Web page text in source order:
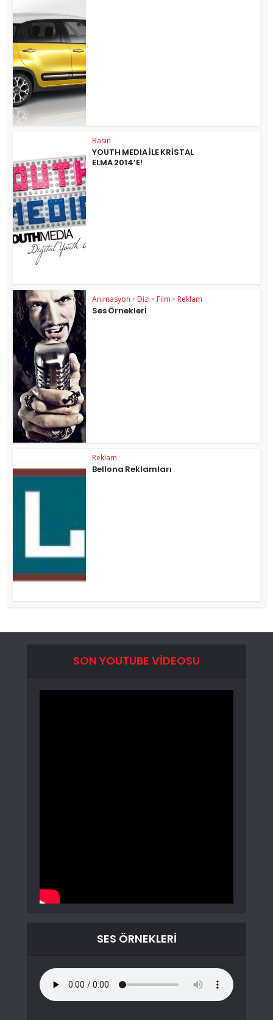
Basın
YOUTH MEDIA İLE KRİSTAL
ELMA 2014’E!
Animasyon • Dizi • Film • Reklam
Ses Örneklerİ
Reklam
Bellona Reklamları
SON YOUTUBE VIDEOSU
SES ÖRNEKLERI